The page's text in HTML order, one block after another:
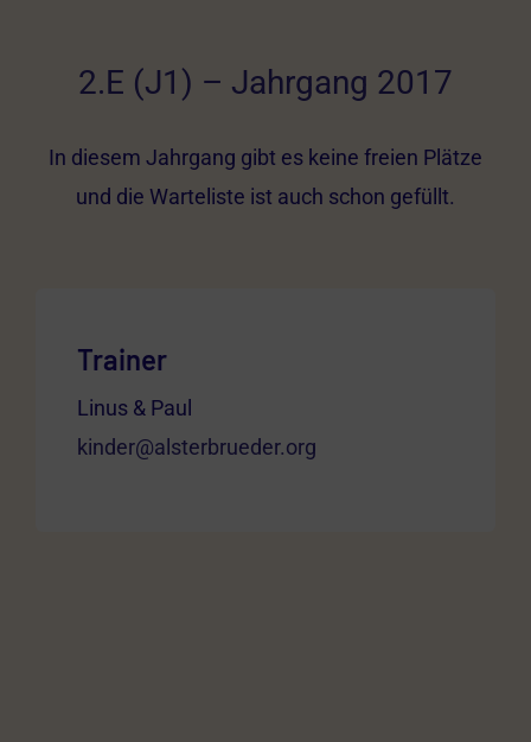
2.E (J1) – Jahrgang 2017
In diesem Jahrgang gibt es keine freien Plätze
und die Warteliste ist auch schon gefüllt.
Trainer
Linus & Paul
kinder@alsterbrueder.org